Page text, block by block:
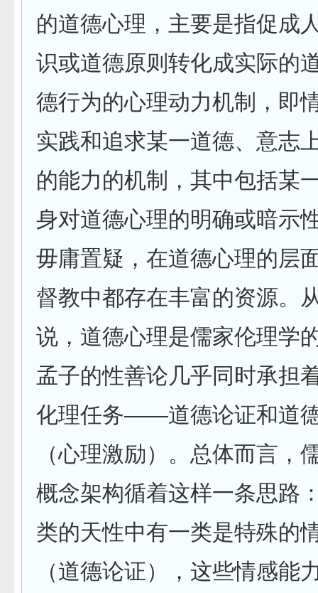
的道德心理，主要是指促成
识或道德原则转化成实际的
德行为的心理动力机制，即
实践和追求某一道德、意志
的能力的机制，其中包括某
身对道德心理的明确或
毋庸置疑，在道德心理的层
督教中都存在丰富的资源。
说，道德心理是儒家伦理学
孟子的性善论几乎同时承担
化理任务——道德论证和道
（心理激励）。总体而言，
概念架构循着这样一条思路
类的天性中有一类是特殊的
（道德论证），这些情感能